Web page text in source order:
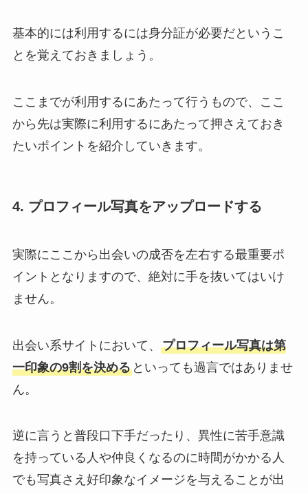
基本的には利用するには身分証が必要だというこ
とを覚えておきましょう。
ここまでが利用するにあたって行うもので、ここ
から先は実際に利用するにあたって押さえておき
たいポイントを紹介していきます。
4. プロフィール写真をアップロードする
実際にここから出会いの成否を左右する最重要ポ
イントとなりますので、絶対に手を抜いてはいけ
ません。
出会い系サイトにおいて、 プロフィール写真は第
一印象の9割を決めるといっても過言ではありませ
ん。
逆に言うと普段口下手だったり、異性に苦手意識
を持っている人や仲良くなるのに時間がかかる人
でも写真さえ好印象なイメージを与えることが出